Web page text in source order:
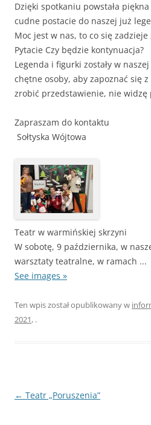
Dzięki spotkaniu powstała
cudne postacie do naszej już
Moc jest w nas, to co się zadzieje
Pytacie Czy będzie kontynuacja?
Legenda i figurki zostały w
chętne osoby, aby zapoznać się
zrobić przedstawienie, nie widzę
Zapraszam do kontaktu
Sołtyska Wójtowa
Teatr w warmińskiej skrzyni
W sobotę, 9 października, w
warsztaty teatralne, w ramach ...
See images »
Ten wpis został opublikowany w
2021, .
Nawigacja
← Teatr „Poruszenia”